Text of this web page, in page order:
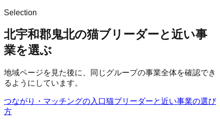
Selection
北宇和郡鬼北の猫ブリーダーと近い事
業を選ぶ
地域ページを見た後に、同じグループの事業全体を確認でき
るようにしています。
つながり・マッチングの入口猫ブリーダーと近い事業の選び
方